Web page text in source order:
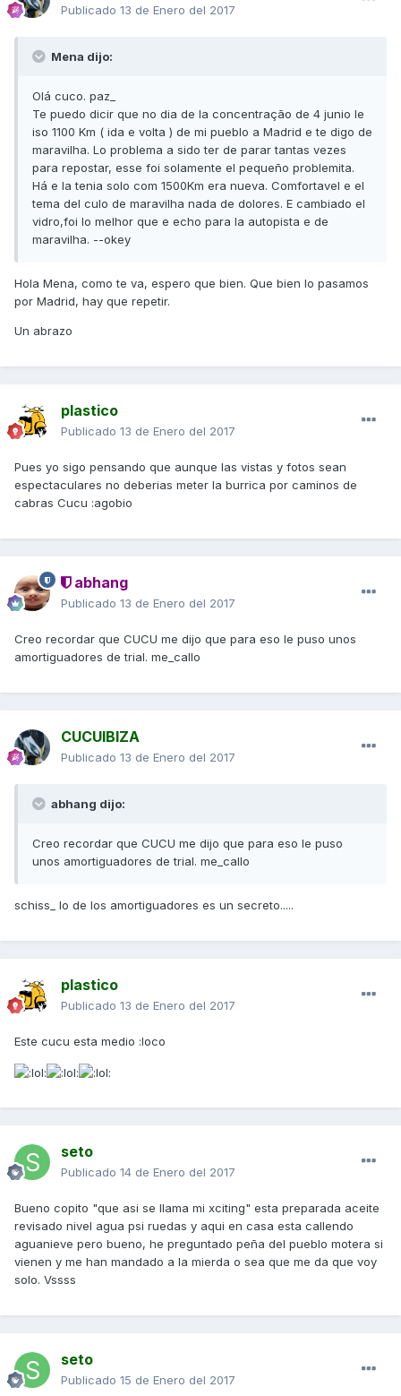
Publicado 13 de Enero del 2017
Mena dijo:
Olá cuco. paz_
Te puedo dicir que no dia de la concentração de 4 junio le
iso 1100 Km ( ida e volta ) de mi pueblo a Madrid e te digo de
maravilha. Lo problema a sido ter de parar tantas vezes
para repostar, esse foi solamente el pequeño problemita.
Há e la tenia solo com 1500Km era nueva. Comfortavel e el
tema del culo de maravilha nada de dolores. E cambiado el
vidro,foi lo melhor que e echo para la autopista e de
maravilha. --okey
Hola Mena, como te va, espero que bien. Que bien lo pasamos
por Madrid, hay que repetir.
Un abrazo
plastico
Publicado 13 de Enero del 2017
Pues yo sigo pensando que aunque las vistas y fotos sean
espectaculares no deberias meter la burrica por caminos de
cabras Cucu :agobio
abhang
Publicado 13 de Enero del 2017
Creo recordar que CUCU me dijo que para eso le puso unos
amortiguadores de trial. me_callo
CUCUIBIZA
Publicado 13 de Enero del 2017
abhang dijo:
Creo recordar que CUCU me dijo que para eso le puso
unos amortiguadores de trial. me_callo
schiss_ lo de los amortiguadores es un secreto.....
plastico
Publicado 13 de Enero del 2017
Este cucu esta medio :loco
seto
Publicado 14 de Enero del 2017
Bueno copito "que asi se llama mi xciting" esta preparada aceite
revisado nivel agua psi ruedas y aqui en casa esta callendo
aguanieve pero bueno, he preguntado peña del pueblo motera si
vienen y me han mandado a la mierda o sea que me da que voy
solo. Vssss
seto
Publicado 15 de Enero del 2017